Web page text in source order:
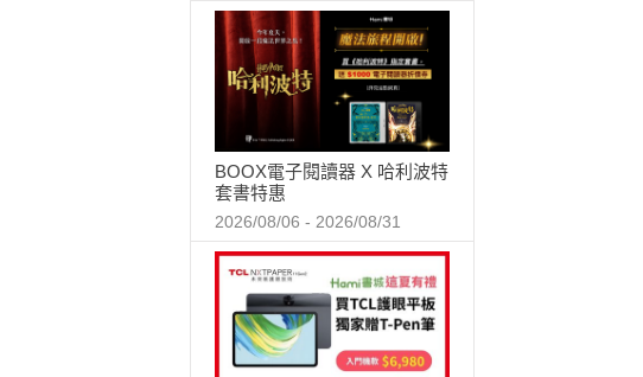
BOOX電子閱讀器 X 哈利波特
套書特惠
2026/08/06 - 2026/08/31